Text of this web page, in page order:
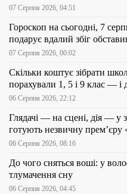
07 Серпня 2026, 04:51
Гороскоп на сьогодні, 7
подарує вдалий збіг
07 Серпня 2026, 00:02
Скільки коштує зібрати
порахували 1, 5 і 9 клас — і
06 Серпня 2026, 22:12
Глядачі — на сцені, дія — у
готують незвичну
06 Серпня 2026, 08:16
До чого сняться воші: у
тлумачення сну
06 Серпня 2026, 04:45